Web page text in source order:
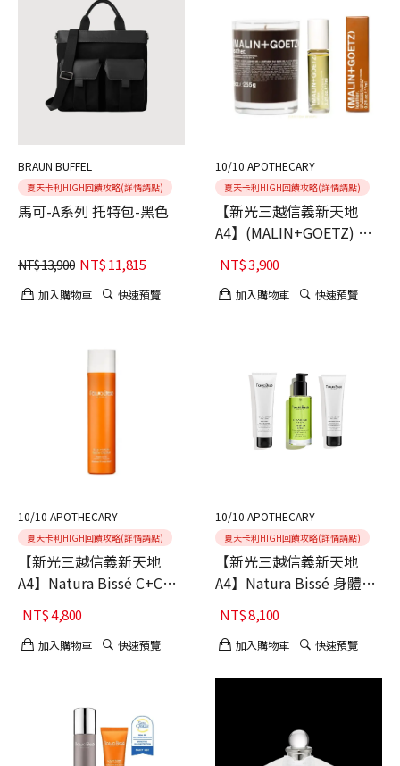
BRAUN BUFFEL
夏天卡利HIGH回饋攻略(詳情請點)
馬可-A系列 托特包-黑色
NT$13,900 NT$11,815
加入購物車 快速預覽
10/10 APOTHECARY
夏天卡利HIGH回饋攻略(詳情請點)
【新光三越信義新天地
A4】(MALIN+GOETZ) 皮
革經典組
NT$3,900
加入購物車 快速預覽
10/10 APOTHECARY
夏天卡利HIGH回饋攻略(詳情請點)
【新光三越信義新天地
A4】Natura Bissé C+C維
他命賦活身體乳霜
NT$4,800
加入購物車 快速預覽
10/10 APOTHECARY
夏天卡利HIGH回饋攻略(詳情請點)
【新光三越信義新天地
A4】Natura Bissé 身體淨
化保養組
NT$8,100
加入購物車 快速預覽